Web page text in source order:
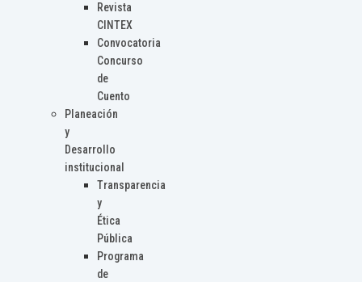
Revista
CINTEX
Convocatoria
Concurso
de
Cuento
Planeación
y
Desarrollo
institucional
Transparencia
y
Ética
Pública
Programa
de